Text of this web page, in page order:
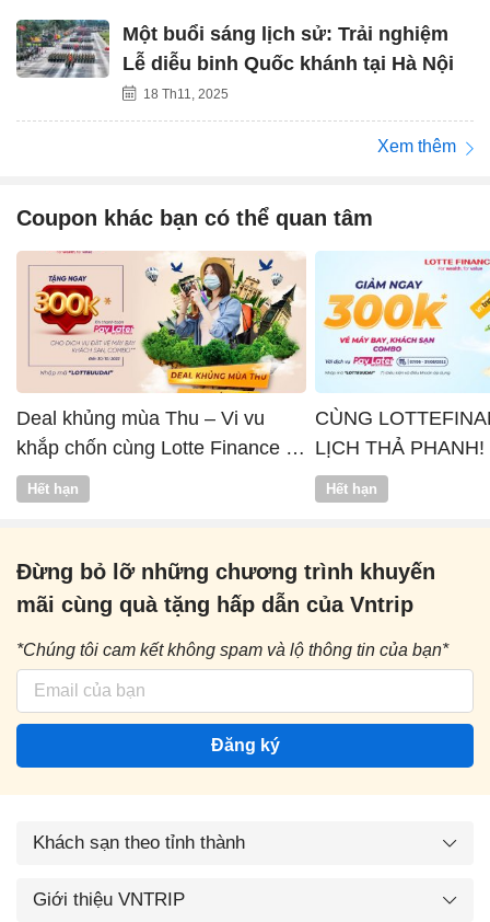
Một buổi sáng lịch sử: Trải nghiệm
Lễ diễu binh Quốc khánh tại Hà Nội
18 Th11, 2025
Xem thêm
Coupon khác bạn có thể quan tâm
Deal khủng mùa Thu – Vi vu
khắp chốn cùng Lotte Finance x
Vntrip
Hết hạn
CÙNG
LỊCH THẢ PHANH!
Hết hạn
Đừng bỏ lỡ những chương trình khuyến
mãi cùng quà tặng hấp dẫn của Vntrip
*Chúng tôi cam kết không spam và lộ thông tin của bạn*
Đăng ký
Khách sạn theo tỉnh thành
Giới thiệu VNTRIP